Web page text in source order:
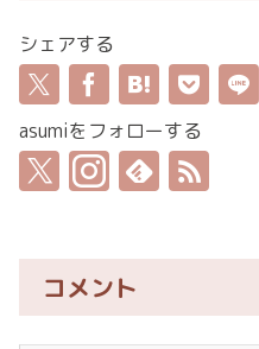
シェアする
asumiをフォローする
コメント